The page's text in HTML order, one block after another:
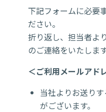
下記フォームに必要
ださい。
折り返し、担当者よ
のご連絡をいたします
＜ご利用メールアド
当社よりお送り
がございます。